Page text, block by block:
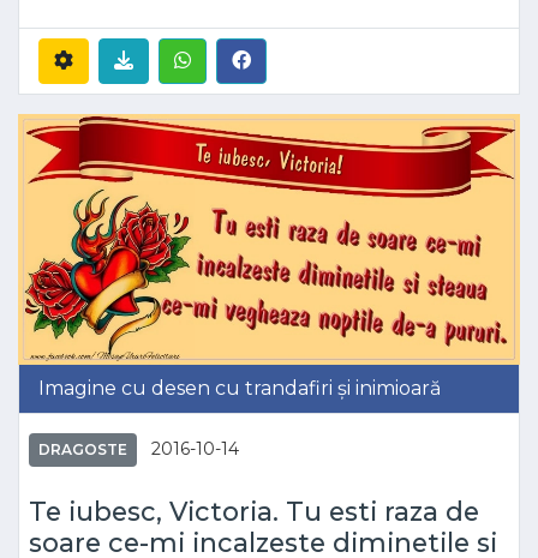
Imagine cu desen cu trandafiri și inimioară
DRAGOSTE 2016-10-14
Te iubesc, Victoria. Tu esti raza de
soare ce-mi incalzeste diminetile si